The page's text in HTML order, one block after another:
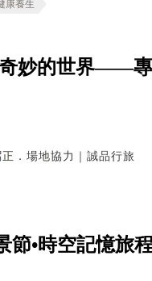
康養生
妙的世界——
．場地協力｜誠品行旅
節•時空記憶